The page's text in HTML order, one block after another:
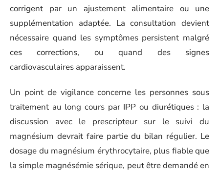
corrigent par un ajustement alimentaire ou une
supplémentation adaptée. La consultation devient
nécessaire quand les symptômes persistent malgré
ces corrections, ou quand des signes
cardiovasculaires apparaissent.
Un point de vigilance concerne les personnes sous
traitement au long cours par IPP ou diurétiques : la
discussion avec le prescripteur sur le suivi du
magnésium devrait faire partie du bilan régulier. Le
dosage du magnésium érythrocytaire, plus fiable que
la simple magnésémie sérique, peut être demandé en